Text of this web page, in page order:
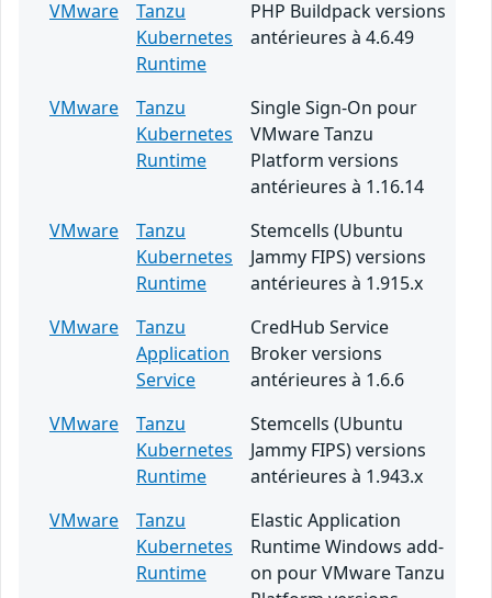
VMware
Tanzu
Kubernetes
Runtime
PHP Buildpack versions
antérieures à 4.6.49
VMware
Tanzu
Kubernetes
Runtime
Single Sign-On pour
VMware Tanzu
Platform versions
antérieures à 1.16.14
VMware
Tanzu
Kubernetes
Runtime
Stemcells (Ubuntu
Jammy FIPS) versions
antérieures à 1.915.x
VMware
Tanzu
Application
Service
CredHub Service
Broker versions
antérieures à 1.6.6
VMware
Tanzu
Kubernetes
Runtime
Stemcells (Ubuntu
Jammy FIPS) versions
antérieures à 1.943.x
VMware
Tanzu
Kubernetes
Runtime
Elastic Application
Runtime Windows add-
on pour VMware Tanzu